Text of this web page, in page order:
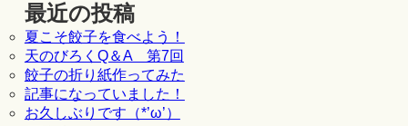
最近の投稿
夏こそ餃子を食べよう！
天のびろくQ＆A 第7回
餃子の折り紙作ってみた
記事になっていました！
お久しぶりです（*’ω’）